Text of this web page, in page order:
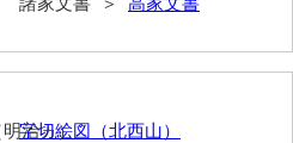
町）
字切絵図（北西山）
明治ヵ）